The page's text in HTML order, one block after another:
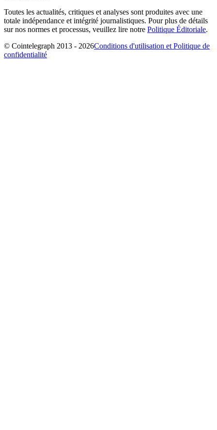
Toutes les actualités, critiques et analyses sont produites avec une
totale indépendance et intégrité journalistiques. Pour plus de détails
sur nos normes et processus, veuillez lire notre Politique Éditoriale.
© Cointelegraph 2013 - 2026Conditions d'utilisation et Politique de
confidentialité